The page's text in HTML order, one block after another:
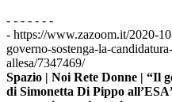
- - - - - - -
- https://www.zazoom.it/2020-
governo-sostenga-la-
allesa/7347469/
Spazio | Noi Rete Donne | “Il
di Simonetta Di Pippo